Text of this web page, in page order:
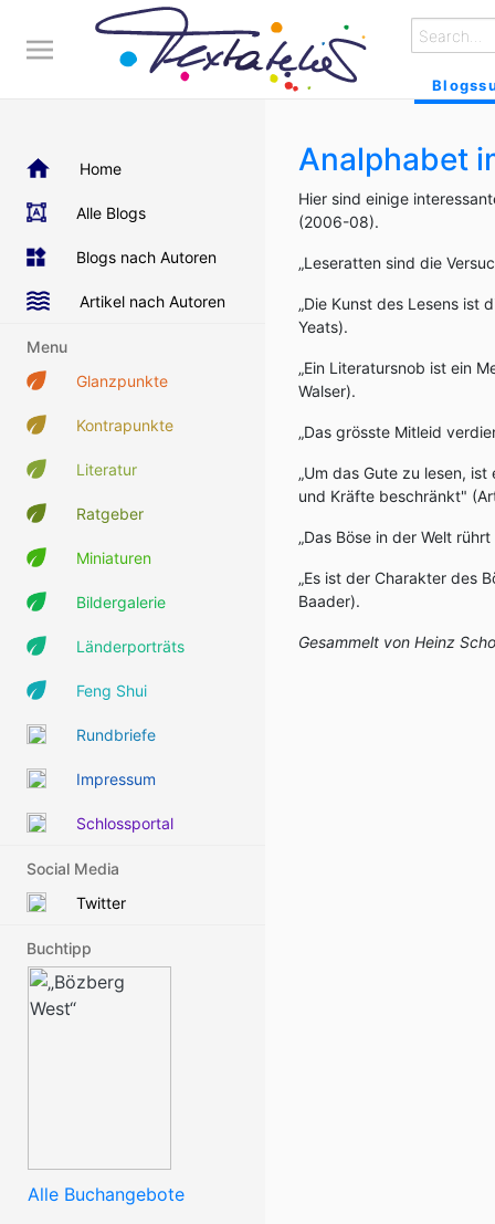
Home
Alle Blogs
Blogs nach Autoren
Artikel nach Autoren
Menu
Glanzpunkte
Kontrapunkte
Literatur
Ratgeber
Miniaturen
Bildergalerie
Länderporträts
Feng Shui
Rundbriefe
Impressum
Schlossportal
Social Media
Twitter
Buchtipp
Alle Buchangebote
Analphabet
Hier sind einige
(2006-08).
„Leseratten sind die
„Die Kunst des Lesens ist
Yeats).
„Ein Literatursnob ist ein
Walser).
„Das grösste Mitleid
„Um das Gute zu lesen,
und Kräfte beschränkt"
„Das Böse in der Welt
„Es ist der Charakter des
Baader).
Gesammelt von Heinz